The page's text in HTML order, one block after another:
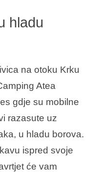
hladu
na otoku Krku
Atea
gdje su mobilne
razasute uz
u hladu borova.
ispred svoje
će vam